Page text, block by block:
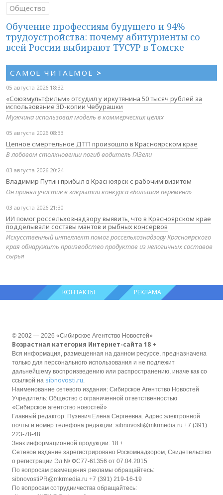
Общество
Обучение профессиям будущего и 94%
трудоустройства: почему абитуриенты со
всей России выбирают ТУСУР в Томске
САМОЕ ЧИТАЕМОЕ >
05 августа 2026 18:32
«Союзмультфильм» отсудил у иркутянина 50 тысяч рублей за
использование 3D-копии Чебурашки
Мужчина использовал модель в коммерческих целях
05 августа 2026 08:33
Цепное смертельное ДТП произошло в Красноярском крае
В лобовом столкновении погиб водитель ГАЗели
03 августа 2026 20:24
Владимир Путин прибыл в Красноярск с рабочим визитом
Он принял участие в закрытии конкурса «Большая перемена»
03 августа 2026 21:30
ИИ помог россельхознадзору выявить, что в Красноярском крае
подделывали составы мантов и рыбных консервов
Искусственный интеллект помог россельхознадзору Красноярского
края обнаружить производство продуктов из нелогичных составов
сырья
КОНТАКТЫ РЕКЛАМА
© 2002 — 2026 «Сибирское Агентство Новостей»
Возрастная категория Интернет-сайта 18 +
Вся информация, размещенная на данном ресурсе, предназначена
только для персонального использования и не подлежит
дальнейшему воспроизведению или распространению, иначе как со
ссылкой на sibnovosti.ru.
Наименование сетевого издания: Сибирское Агентство Новостей
Учредитель: Общество с ограниченной ответственностью
«Сибирское агентство новостей»
Главный редактор: Пузевич Елена Сергеевна. Адрес электронной
почты и номер телефона редакции: sibnovosti@mkrmedia.ru +7 (391)
223-78-48
Знак информационной продукции: 18 +
Сетевое издание зарегистрировано Роскомнадзором, Свидетельство
о регистрации Эл № ФС77-61356 от 07.04.2015
По вопросам размещения рекламы обращайтесь:
sibnovostiPR@mkrmedia.ru +7 (391) 219-16-19
По вопросам сотрудничества обращайтесь: